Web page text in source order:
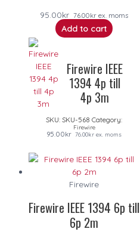
95.00kr 76.00kr ex. moms
Add to cart
Firewire IEEE
1394 4p till
4p 3m
SKU: SKU-568 Category:
Firewire
95.00kr 76.00kr ex. moms
Firewire
Firewire IEEE 1394 6p till
6p 2m